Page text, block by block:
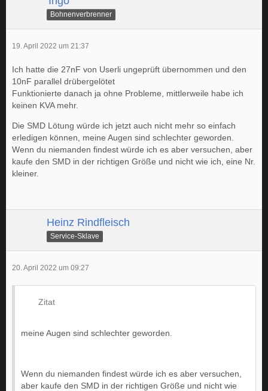
Bohnenverbrenner
19. April 2022 um 21:37
Ich hatte die 27nF von Userli ungeprüft übernommen und den
10nF parallel drübergelötet
Funktionierte danach ja ohne Probleme, mittlerweile habe ich
keinen KVA mehr.
Die SMD Lötung würde ich jetzt auch nicht mehr so einfach
erledigen können, meine Augen sind schlechter geworden.
Wenn du niemanden findest würde ich es aber versuchen, aber
kaufe den SMD in der richtigen Größe und nicht wie ich, eine Nr.
kleiner.
Heinz Rindfleisch
Service-Sklave
20. April 2022 um 09:27
Zitat
meine Augen sind schlechter geworden.
Wenn du niemanden findest würde ich es aber versuchen,
aber kaufe den SMD in der richtigen Größe und nicht wie